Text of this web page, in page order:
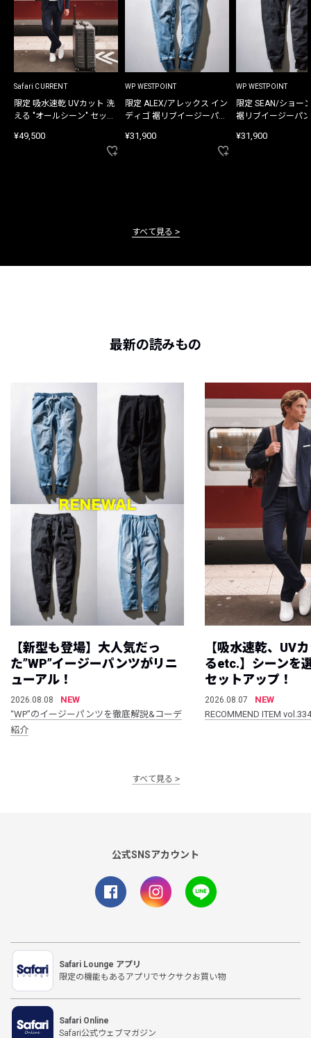
Safari CURRENT
限定 吸水速乾 UVカット 洗
える "オールシーン" セット
¥49,500
WP WESTPOINT
限定 ALEX/アレックス イン
ディゴ 裾リブイージーパン
¥31,900
WP WESTPOINT
限定 SEAN/ショー
裾リブイージーパ
¥31,900
すべて見る
最新の読みもの
【新型も登場】大人気だっ
た”WP”イージーパンツがリニ
ューアル！
2026.08.08
NEW
“WP”のイージーパンツを徹底解説&コーデ
紹介
【吸水速乾、UV
るetc.】シーンを
セットアップ！
2026.08.07
NEW
RECOMMEND ITEM vol.334
すべて見る
公式SNSアカウント
Safari Lounge アプリ
限定の機能もあるアプリでサクサクお買い物
Safari Online
Safari公式ウェブマガジン